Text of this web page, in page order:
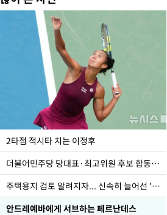
2타점 적시타 치는 이정후
더불어민주당 당대표·최고위원 후보 합동연설회
주택용지 검토 알려지자... 신속히 늘어선 '근조화환'
안드레예바에게 서브하는 페르난데스